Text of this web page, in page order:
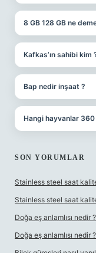
8 GB 128 GB ne
Kafkas’ın sahibi kim
Bap nedir inşaat ?
Hangi hayvanlar
SON YORUMLAR
Stainless steel saat
Stainless steel saat
Doğa eş anlamlısı nedir ?
Doğa eş anlamlısı nedir ?